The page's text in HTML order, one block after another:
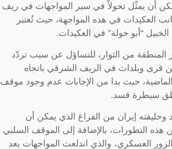
يمكن أن يمثّل تحولاً في سير المواجهات في ريف
العكيدات في هذه المواجهة، حيث تُعتبر
الخبيل “أبو خولة” في العكيدات.
من الثوار، للتساؤل عن سبب تردّد
من قرى وبلدات في الريف الشرقي باتجاه
الماضية، حيث بدا من الإجابات عدم وجود موقف
سيطرة قسد.
إيران من الفراغ الذي يمكن أن
التطورات، بالإضافة إلى الموقف السلبي
العسكري، والذي اندلعت المواجهات بعد